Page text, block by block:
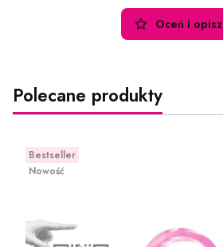
Oceń i opisz
Polecane produkty
Bestseller
Nowość